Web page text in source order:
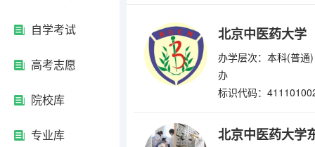
自学考试
高考志愿
院校库
专业库
北京中医药大学
办学层次：本科(普通)
办
标识代码：
北京中医药大学